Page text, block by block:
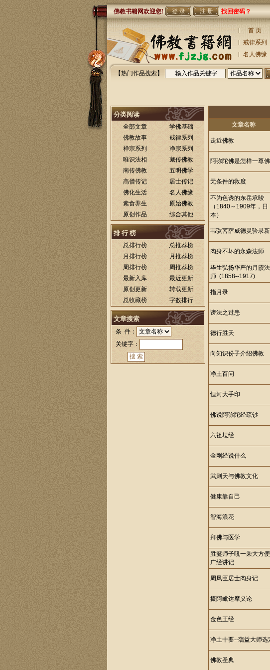
佛教书籍网欢迎您! 注 册 找回密码？
首 页
戒律系列
名人佛缘
【热门作品搜索】
分类阅读
全部文章
学佛基础
佛教故事
戒律系列
禅宗系列
净宗系列
唯识法相
藏传佛教
南传佛教
五明佛学
高僧传记
居士传记
佛化生活
名人佛缘
素食养生
原始佛教
原创作品
综合其他
排 行 榜
总排行榜
总推荐榜
月排行榜
月推荐榜
周排行榜
周推荐榜
最新入库
最近更新
原创更新
转载更新
总收藏榜
字数排行
文章搜索
条 件：
关键字：
文章名称
走近佛教
阿弥陀佛是怎样一尊佛
无条件的救度
不为色诱的东岳承晙
（1840～1909年，日
本）
韦驮菩萨威德灵验录
肉身不坏的永森法师
毕生弘扬华严的月霞法
师 (1858--1917)
指月录
谤法之过患
德行胜天
向知识份子介绍佛教
净土百问
恒河大手印
佛说阿弥陀经疏钞
六祖坛经
金刚经说什么
武则天与佛教文化
健康靠自己
智海浪花
拜佛与医学
胜鬘师子吼一乘大方
广经讲记
周凤臣居士肉身记
摄阿毗达摩义论
金色王经
净土十要--蕅益大师选
佛教圣典